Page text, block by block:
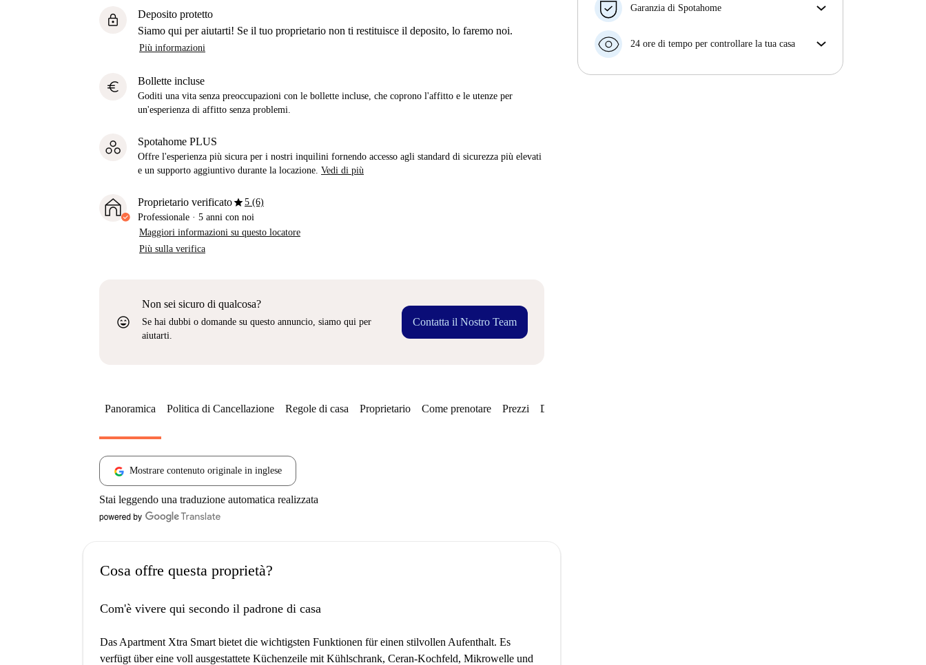
lock
Deposito protetto
Siamo qui per aiutarti! Se il tuo proprietario non ti restituisce il deposito, lo faremo noi.
Più informazioni
euro Bollette incluse
Goditi una vita senza preoccupazioni con le bollette incluse, che coprono l'affitto e le utenze per
un'esperienza di affitto senza problemi.
Spotahome PLUS
Offre l'esperienza più sicura per i nostri inquilini fornendo accesso agli standard di sicurezza più elevati
e un supporto aggiuntivo durante la locazione. Vedi di più
Proprietario verificatostar5 (6)
Professionale · 5 anni con noi
Maggiori informazioni su questo locatore
Più sulla verifica
sentiment_very_satisfied
Non sei sicuro di qualcosa?
Se hai dubbi o domande su questo annuncio, siamo qui per
aiutarti.
Contatta il Nostro Team
Garanzia di Spotahome
con breve preavviso, noi A) ti pagheremo un hotel e
B) ti rimborseremo totalmente
24 ore di tempo per controllare la tua casa
Panoramica Politica di Cancellazione Regole di casa Proprietario Come prenotare Prezzi Disponibilità
Mostrare contenuto originale in inglese
Stai leggendo una traduzione automatica realizzata
Cosa offre questa proprietà?
Com'è vivere qui secondo il padrone di casa
Das Apartment Xtra Smart bietet die wichtigsten Funktionen für einen stilvollen Aufenthalt. Es
verfügt über eine voll ausgestattete Küchenzeile mit Kühlschrank, Ceran-Kochfeld, Mikrowelle und